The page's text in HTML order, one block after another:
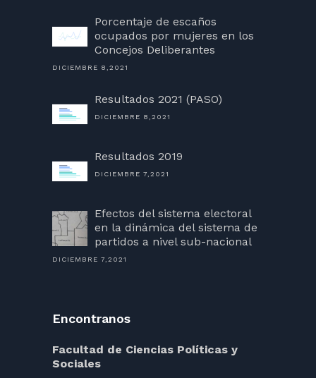
Porcentaje de escaños
ocupados por mujeres en los
Concejos Deliberantes
DICIEMBRE 8,2021
Resultados 2021 (PASO)
DICIEMBRE 8,2021
Resultados 2019
DICIEMBRE 7,2021
Efectos del sistema electoral
en la dinámica del sistema de
partidos a nivel sub-nacional
DICIEMBRE 7,2021
Encontranos
Facultad de Ciencias Políticas y
Sociales